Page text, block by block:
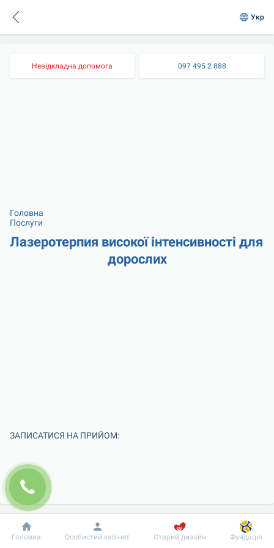
Укр
Невідкладна допомога 097 495 2 888
Головна
Послуги
Лазеротерпия високої інтенсивності для
дорослих
ЗАПИСАТИСЯ НА ПРИЙОМ:
Добробут Інформація Пацієнту
Головна Особистий кабінет Старий дизайн Фундація